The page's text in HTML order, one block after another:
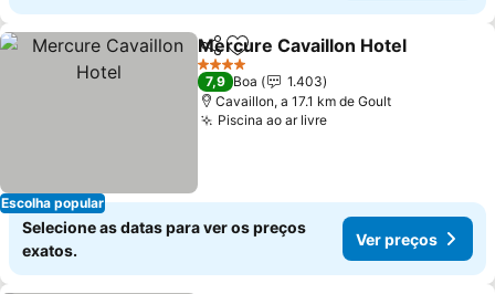
Escolha popular
PartilharAdicionar aos favoritos
Mercure Cavaillon Hotel
4 Estrelas
7,9 Boa
1.403
Cavaillon, a 17.1 km de Goult
Piscina ao ar livreVer preços
Selecione as datas para ver os preços
exatos.
Ver preços